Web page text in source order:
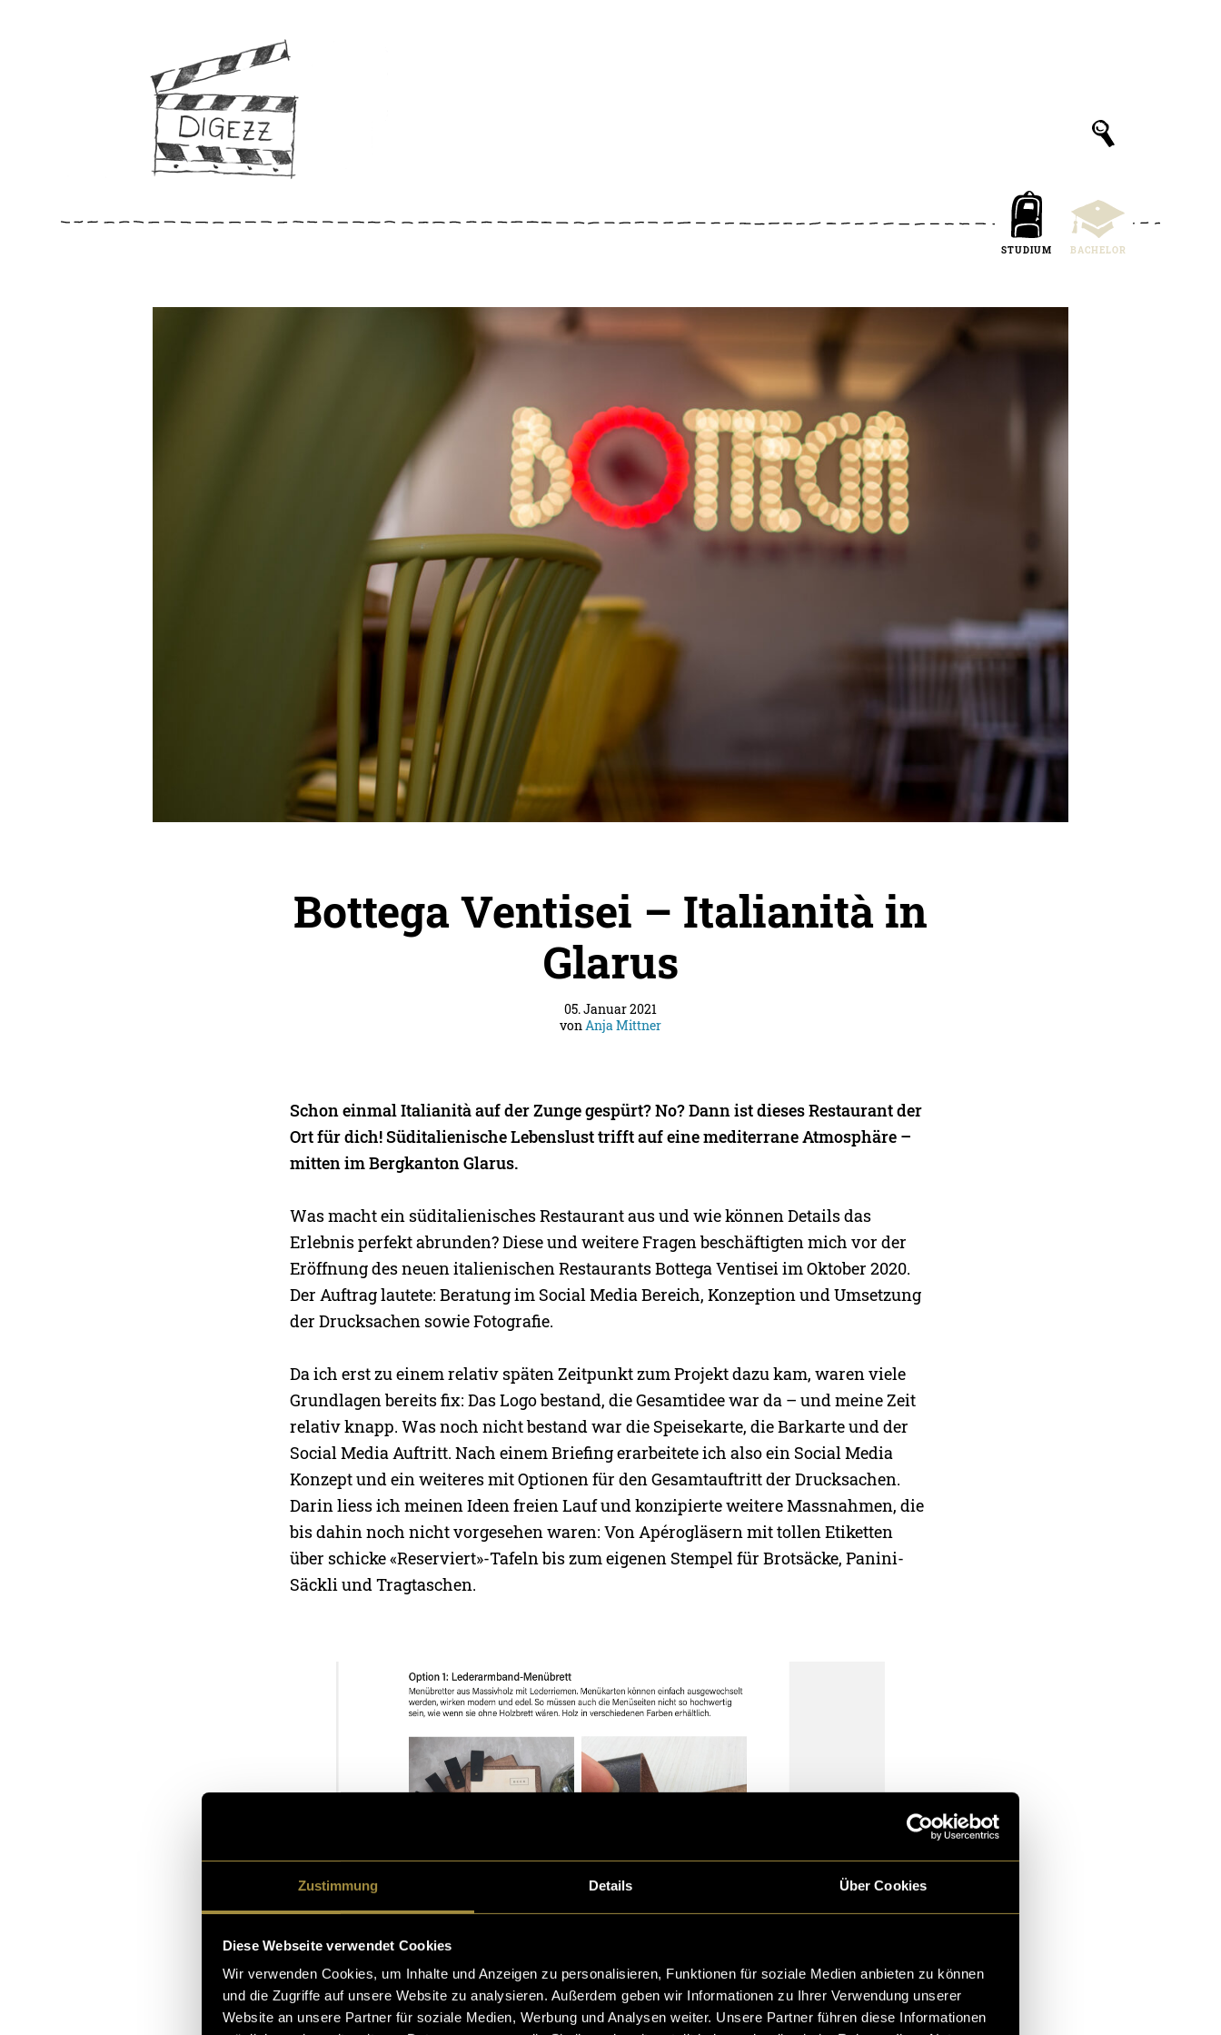
Zustimmung Details Über Cookies
Diese Webseite verwendet Cookies
Wir verwenden Cookies, um Inhalte und Anzeigen zu personalisieren, Funktionen für soziale Medien anbieten zu können
und die Zugriffe auf unsere Website zu analysieren. Außerdem geben wir Informationen zu Ihrer Verwendung unserer
Website an unsere Partner für soziale Medien, Werbung und Analysen weiter. Unsere Partner führen diese Informationen
STUDIUM BACHELOR
Bottega Ventisei – Italianità in
Glarus
05. Januar 2021
vonAnja Mittner
Schon einmal Italianità auf der Zunge gespürt? No? Dann ist dieses Restaurant der
Ort für dich! Süditalienische Lebenslust trifft auf eine mediterrane Atmosphäre –
mitten im Bergkanton Glarus.
Was macht ein süditalienisches Restaurant aus und wie können Details das
Erlebnis perfekt abrunden? Diese und weitere Fragen beschäftigten mich vor der
Eröffnung des neuen italienischen Restaurants Bottega Ventisei im Oktober 2020.
Der Auftrag lautete: Beratung im Social Media Bereich, Konzeption und Umsetzung
der Drucksachen sowie Fotografie.
Da ich erst zu einem relativ späten Zeitpunkt zum Projekt dazu kam, waren viele
Grundlagen bereits fix: Das Logo bestand, die Gesamtidee war da – und meine Zeit
relativ knapp. Was noch nicht bestand war die Speisekarte, die Barkarte und der
Social Media Auftritt. Nach einem Briefing erarbeitete ich also ein Social Media
Konzept und ein weiteres mit Optionen für den Gesamtauftritt der Drucksachen.
Darin liess ich meinen Ideen freien Lauf und konzipierte weitere Massnahmen, die
bis dahin noch nicht vorgesehen waren: Von Apérogläsern mit tollen Etiketten
über schicke «Reserviert»-Tafeln bis zum eigenen Stempel für Brotsäcke, Panini-
Säckli und Tragtaschen.
Ausschnitte aus dem Konzept